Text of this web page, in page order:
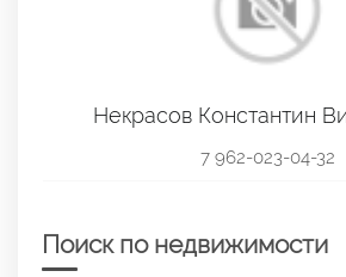
Некрасов Константин
7 962-023-04-32
Поиск по недвижимости